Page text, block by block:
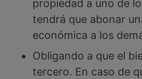
propiedad a uno de
tendrá que abonar
económica a los
Obligando a que el
tercero. En caso de